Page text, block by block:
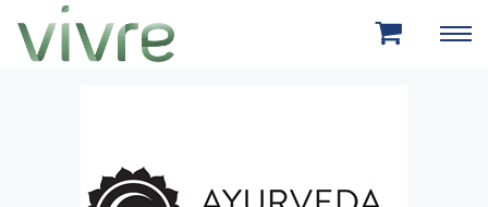
Aller au menu principal
Aller au contenu principal